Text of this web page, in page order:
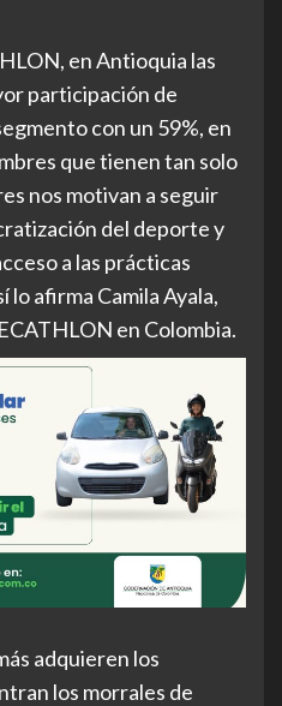
en Antioquia las
participación de
con un 59%, en
que tienen tan solo
nos motivan a seguir
del deporte y
a las prácticas
lo afirma Camila Ayala,
en Colombia.
adquieren los
los morrales de